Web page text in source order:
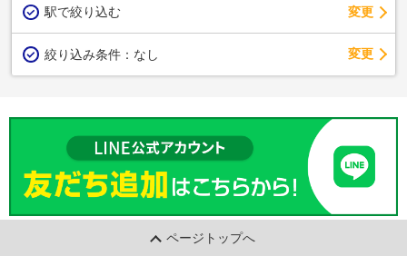
駅で絞り込む 変更
絞り込み条件： なし 変更
ページトップへ